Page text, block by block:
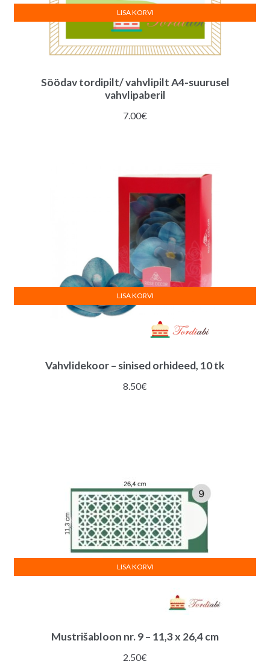
Söödav tordipilt/ vahvlipilt A4-suurusel
vahvlipaberil
7.00€
LISA KORVI
Vahvlidekoor – sinised orhideed, 10 tk
8.50€
LISA KORVI
Mustrišabloon nr. 9 – 11,3 x 26,4 cm
2.50€
LISA KORVI